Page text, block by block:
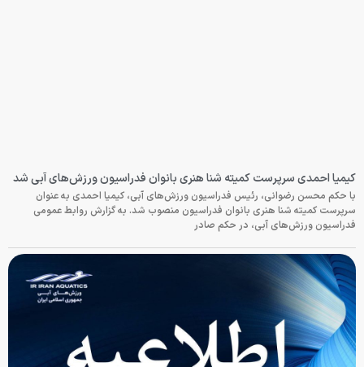
کیمیا احمدی سرپرست کمیته شنا هنری بانوان فدراسیون ورزش‌های آبی شد
با حکم محسن رضوانی، رئیس فدراسیون ورزش‌های آبی، کیمیا احمدی به عنوان
سرپرست کمیته شنا هنری بانوان فدراسیون منصوب شد. به گزارش روابط عمومی
فدراسیون ورزش‌های آبی، در حکم صادر